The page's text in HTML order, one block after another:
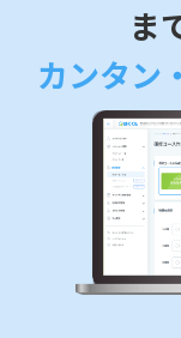
ま
カンタン